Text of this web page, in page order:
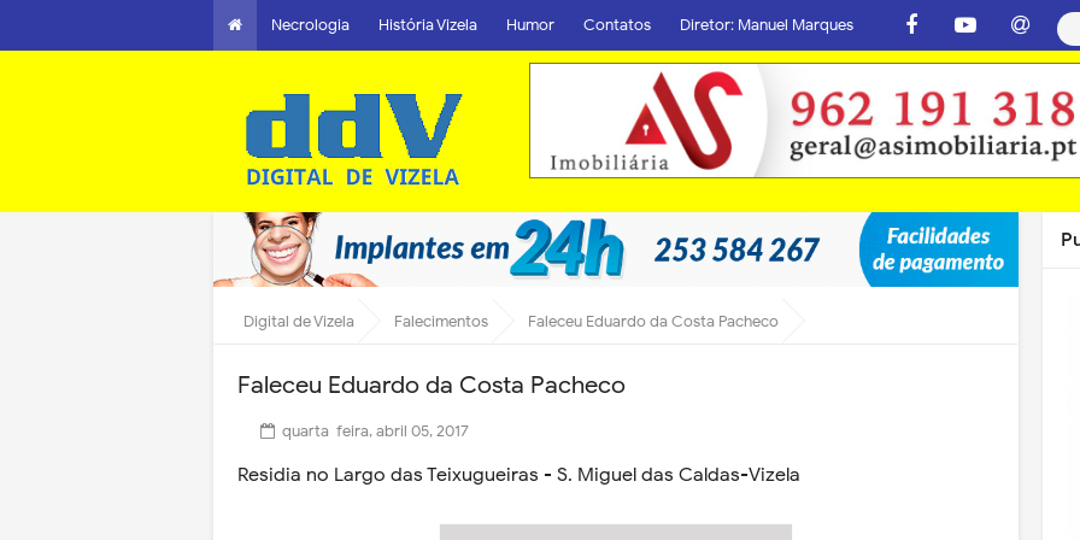
Necrologia História Vizela Humor Contatos Diretor: Manuel Marques
Digital de Vizela Falecimentos Faleceu Eduardo da Costa Pacheco
Faleceu Eduardo da Costa Pacheco
quarta-feira, abril 05, 2017
Residia no Largo das Teixugueiras - S. Miguel das Caldas-Vizela